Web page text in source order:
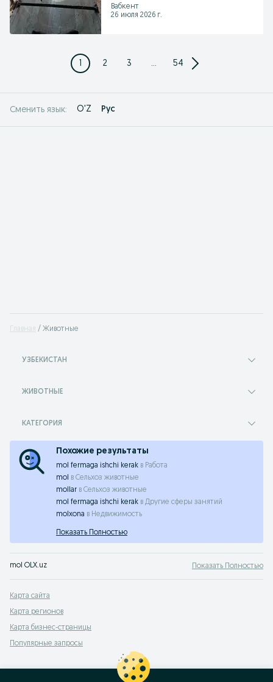
Вабкент
26 июля 2026 г.
1 2 3 ... 54
Сменить язык: O'Z Рус
Главная Животные
УЗБЕКИСТАН
ЖИВОТНЫЕ
КАТЕГОРИЯ
Похожие результаты
mol fermaga ishchi kerak в Работа
mol в Сельхоз животные
mollar в Сельхоз животные
mol fermaga ishchi kerak в Другие сферы занятий
molxona в Недвижимость
Показать Полностью
mol OLX.uz Показать Полностью
Карта сайта
Карта регионов
Карта бизнес-страницы
Популярные запросы